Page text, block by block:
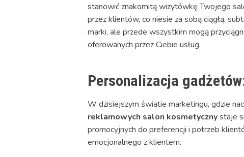
stanowić znakomitą wizytówkę Twojego
przez klientów, co niesie za sobą ciągłą,
marki, ale przede wszystkim mogą
oferowanych przez Ciebie usług.
Personalizacja
W dzisiejszym światie marketingu, gdzie
reklamowych salon kosmetycznystaje
promocyjnych do preferencji i potrzeb
emocjonalnego z klientem.